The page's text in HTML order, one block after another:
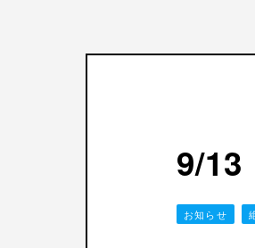
9/13
お知らせ